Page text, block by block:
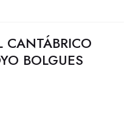
CANTÁBRICO
BOLGUES